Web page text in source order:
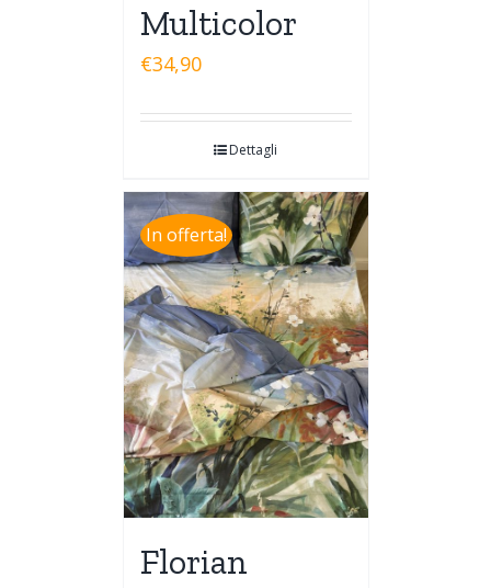
Multicolor
€34,90
Dettagli
In offerta!
Florian